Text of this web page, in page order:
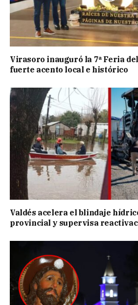
Virasoro inauguró la 7ª Feria
fuerte acento local e histórico
Valdés acelera el blindaje
provincial y supervisa